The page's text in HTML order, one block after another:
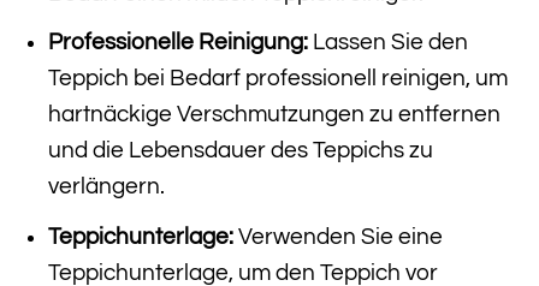
Professionelle Reinigung:Lassen Sie den
Teppich bei Bedarf professionell reinigen, um
hartnäckige Verschmutzungen zu entfernen
und die Lebensdauer des Teppichs zu
verlängern.
Teppichunterlage:Verwenden Sie eine
Teppichunterlage, um den Teppich vor